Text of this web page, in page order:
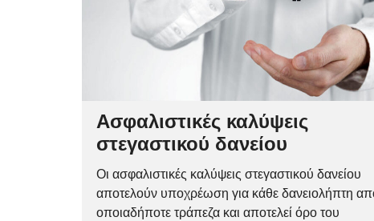
Ασφαλιστικές καλύψεις
στεγαστικού δανείου
Οι ασφαλιστικές καλύψεις στεγαστικού δανείου
αποτελούν υποχρέωση για κάθε δανειολήπτη
οποιαδήποτε τράπεζα και αποτελεί όρο του